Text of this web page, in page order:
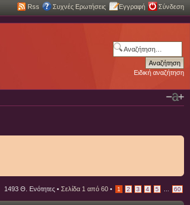
Rss Συχνές Ερωτήσεις Εγγραφή Σύνδεση
Ειδική αναζήτηση
1493 Θ. Ενότητες • Σελίδα 1 από 60 • 1 2 3 4 5 60